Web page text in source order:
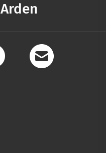
Arden